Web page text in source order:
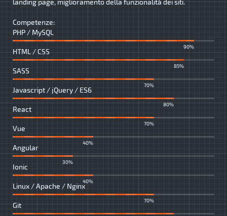
landing page, miglioramento della funzionalità dei siti.
Competenze:
PHP / MySQL
90%
HTML / CSS
85%
SASS
70%
Javascript / jQuery / ES6
80%
React
70%
Vue
40%
Angular
30%
Ionic
40%
Linux / Apache / Nginx
70%
Git